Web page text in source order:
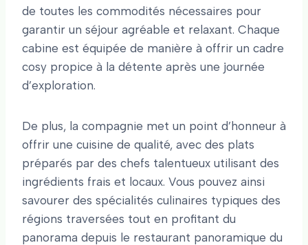
de toutes les commodités nécessaires pour
garantir un séjour agréable et relaxant. Chaque
cabine est équipée de manière à offrir un cadre
cosy propice à la détente après une journée
d’exploration.
De plus, la compagnie met un point d’honneur à
offrir une cuisine de qualité, avec des plats
préparés par des chefs talentueux utilisant des
ingrédients frais et locaux. Vous pouvez ainsi
savourer des spécialités culinaires typiques des
régions traversées tout en profitant du
panorama depuis le restaurant panoramique du